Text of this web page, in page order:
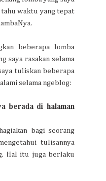
tahu waktu yang tepat
beberapa lomba
saya rasakan selama
tuliskan beberapa
selama ngeblog:
berada di halaman
bagi seorang
tulisannya
Hal itu juga berlaku